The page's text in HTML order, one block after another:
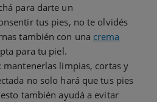
para darte un
tus pies, no te olvidés
también con una crema
para tu piel.
mantenerlas limpias, cortas y
no solo hará que tus pies
también ayudá a evitar